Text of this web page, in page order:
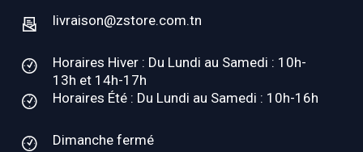
livraison@zstore.com.tn
Horaires Hiver : Du Lundi au Samedi : 10h-
13h et 14h-17h
Horaires Été : Du Lundi au Samedi : 10h-16h
Dimanche fermé